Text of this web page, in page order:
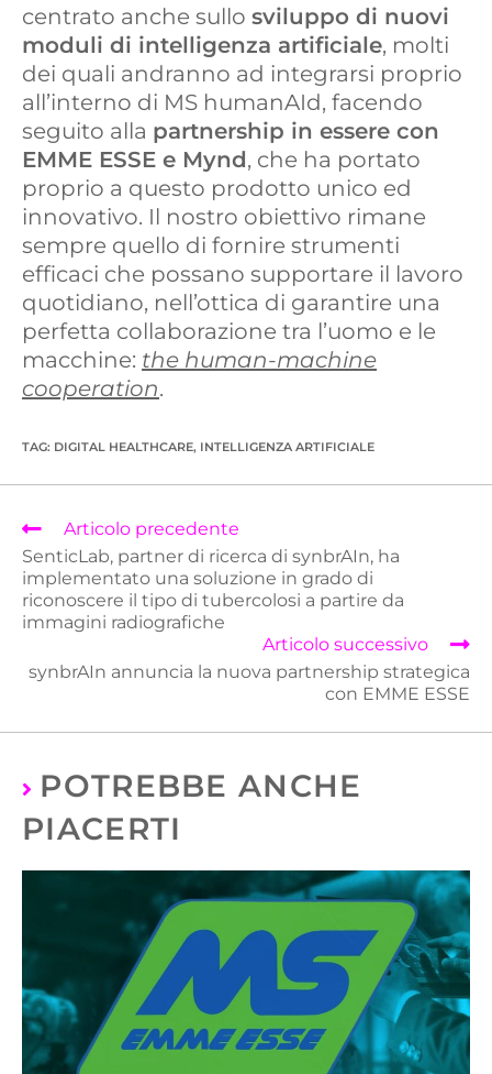
centrato anche sullo sviluppo di nuovi
moduli di intelligenza artificiale, molti
dei quali andranno ad integrarsi proprio
all’interno di MS humanAId, facendo
seguito alla partnership in essere con
EMME ESSE e Mynd, che ha portato
proprio a questo prodotto unico ed
innovativo. Il nostro obiettivo rimane
sempre quello di fornire strumenti
efficaci che possano supportare il lavoro
quotidiano, nell’ottica di garantire una
perfetta collaborazione tra l’uomo e le
macchine: the human-machine
cooperation.
TAG: DIGITAL HEALTHCARE, INTELLIGENZA ARTIFICIALE
Articolo precedente
SenticLab, partner di ricerca di synbrAIn, ha
implementato una soluzione in grado di
riconoscere il tipo di tubercolosi a partire da
immagini radiografiche
Articolo successivo
synbrAIn annuncia la nuova partnership strategica
con EMME ESSE
POTREBBE ANCHE
PIACERTI